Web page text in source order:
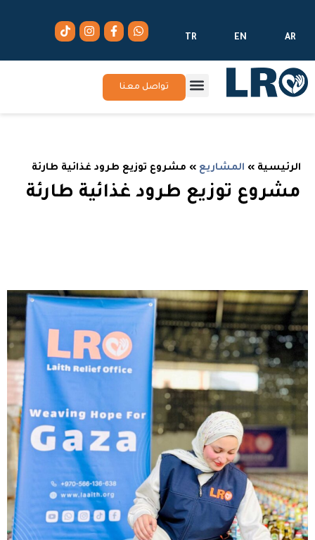
AR
EN
TR
تواصل معنا
الرئيسية » المشاريع » مشروع توزيع طرود غذائية طارئة
مشروع توزيع طرود غذائية طارئة